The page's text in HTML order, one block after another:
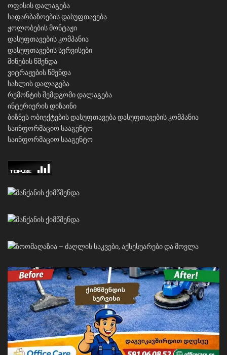
ოფისის დალაგება
სადარბაზოების დასუფთავება
ჟოლობების მონტაჟი
დასუფთავების კომპანია
დასუფთავების სერვისები
მინების წმენდა
ვიტრაჟების წმენდა
სახლის დალაგება
რემონტის შემდგომი დალაგება
ინტერიერის დიზაინი
ბიზნეს ობიექტების დასუფთავებადასუფთავების კომპანია
საინფორმაციო სააგენტო
საინფორმაციო სააგენტო